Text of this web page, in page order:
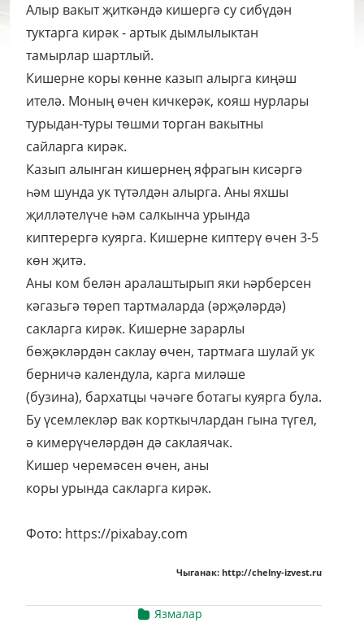
Алыр вакыт җиткәндә кишергә су сибүдән
туктарга кирәк - артык дымлылыктан
тамырлар шартлый.
Кишерне коры көнне казып алырга киңәш
ителә. Моның өчен кичкерәк, кояш нурлары
турыдан-туры төшми торган вакытны
сайларга кирәк.
Казып алынган кишернең яфрагын кисәргә
һәм шунда ук түтәлдән алырга. Аны яхшы
җилләтелүче һәм салкынча урында
киптерергә куярга. Кишерне киптерү өчен 3-5
көн җитә.
Аны ком белән аралаштырып яки һәрберсен
кәгазьгә төреп тартмаларда (әрҗәләрдә)
сакларга кирәк. Кишерне зарарлы
бөҗәкләрдән саклау өчен, тартмага шулай ук
берничә календула, карга миләше
(бузина), бархатцы чәчәге ботагы куярга була.
Бу үсемлекләр вак корткычлардан гына түгел,
ә кимерүчеләрдән дә саклаячак.
Кишер черемәсен өчен, аны
коры урында сакларга кирәк.
Фото: https://pixabay.com
Чыганак: http://chelny-izvest.ru
Язмалар